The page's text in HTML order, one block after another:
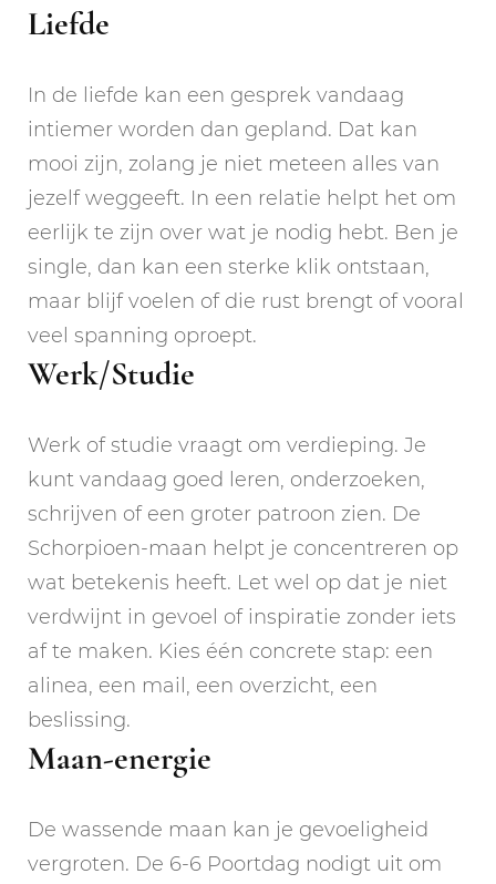
Liefde
In de liefde kan een gesprek vandaag
intiemer worden dan gepland. Dat kan
mooi zijn, zolang je niet meteen alles van
jezelf weggeeft. In een relatie helpt het om
eerlijk te zijn over wat je nodig hebt. Ben je
single, dan kan een sterke klik ontstaan,
maar blijf voelen of die rust brengt of vooral
veel spanning oproept.
Werk/Studie
Werk of studie vraagt om verdieping. Je
kunt vandaag goed leren, onderzoeken,
schrijven of een groter patroon zien. De
Schorpioen-maan helpt je concentreren op
wat betekenis heeft. Let wel op dat je niet
verdwijnt in gevoel of inspiratie zonder iets
af te maken. Kies één concrete stap: een
alinea, een mail, een overzicht, een
beslissing.
Maan-energie
De wassende maan kan je gevoeligheid
vergroten. De 6-6 Poortdag nodigt uit om